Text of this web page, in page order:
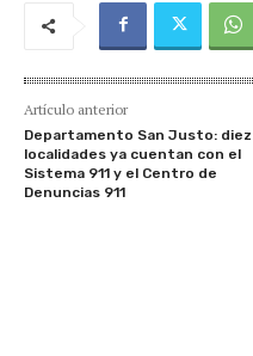
Artículo anterior
Departamento San Justo: diez
localidades ya cuentan con el
Sistema 911 y el Centro de
Denuncias 911